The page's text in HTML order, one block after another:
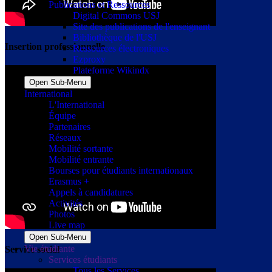
Publications et Ressources
Digital Commons USJ
Site des publications de l'enseignant
Bibliothèque de l'USJ
Ressources électroniques
Ezproxy
Plateforme Wikindx
Open Sub-Menu
International
L'International
Équipe
Partenaires
Réseaux
Mobilité sortante
Mobilité entrante
Bourses pour étudiants internationaux
Erasmus +
Appels à candidatures
Activités
Photos
Live map
Open Sub-Menu
Vie étudiante
Services étudiants
Insertion professionnelle
Service social